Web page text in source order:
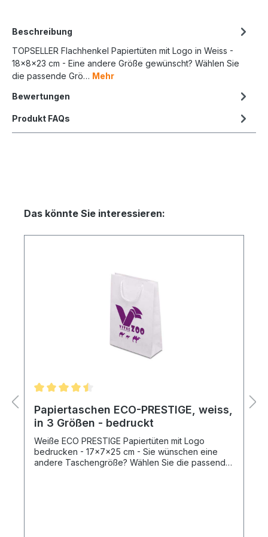
Beschreibung
TOPSELLER Flachhenkel Papiertüten mit Logo in Weiss -
18x8x23 cm - Eine andere Größe gewünscht? Wählen Sie
die passende Grö… Mehr
Bewertungen
Produkt FAQs
Das könnte Sie interessieren:
Papiertaschen ECO-PRESTIGE, weiss,
in 3 Größen - bedruckt
Weiße ECO PRESTIGE Papiertüten mit Logo
bedrucken - 17x7x25 cm - Sie wünschen eine
andere Taschengröße? Wählen Sie die passende